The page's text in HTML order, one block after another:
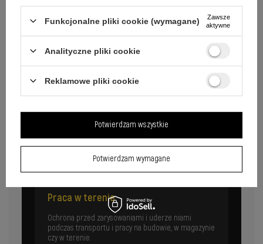
Zastosowania pancernej ochrony
ekranu
Ochrona ekranu Galaxy S25 Ultra w codziennych sytuacjach,
które zagrażają wyświetlaczowi.
Praca w terenie
Ochrona przed zarysowaniami i uderze niami
podczas transportu i pracy na budowie, w magazynie
czy w terenie.
Funkcjonalne pliki cookie (wymagane)
Zawsze
aktywne
Analityczne pliki cookie
Reklamowe pliki cookie
Potwierdzam wymagane
Potwierdzam wszystkie